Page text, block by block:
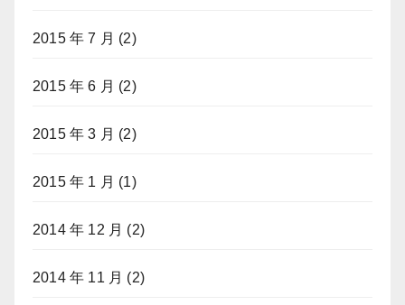
2015 年 7 月 (2)
2015 年 6 月 (2)
2015 年 3 月 (2)
2015 年 1 月 (1)
2014 年 12 月 (2)
2014 年 11 月 (2)